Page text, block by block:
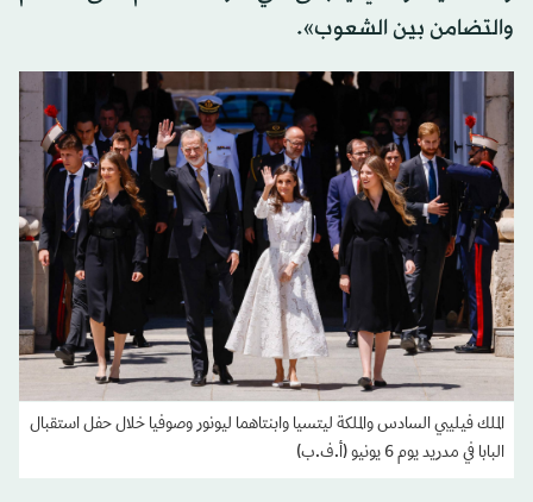
والتضامن بين الشعوب».
الملك فيليبي السادس والملكة ليتسيا وابنتاهما ليونور وصوفيا خلال حفل استقبال
البابا في مدريد يوم 6 يونيو (أ.ف.ب)